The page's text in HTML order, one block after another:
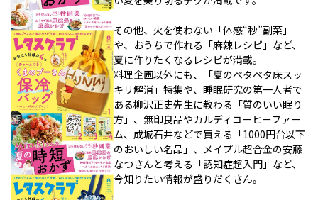
その他、火を使わない「体感“秒”副菜」
や、おうちで作れる「麻辣レシピ」など、
夏に作りたくなるレシピが満載。
料理企画以外にも、「夏のベタベタ床スッ
キリ解消」特集や、睡眠研究の第一人者で
ある柳沢正史先生に教わる「質のいい眠り
方」、無印良品やカルディコーヒーファー
ム、成城石井などで買える「1000円台以下
のおいしい名品」、メイプル超合金の安藤
なつさんと考える「認知症超入門」など、
今知りたい情報が盛りだくさん。